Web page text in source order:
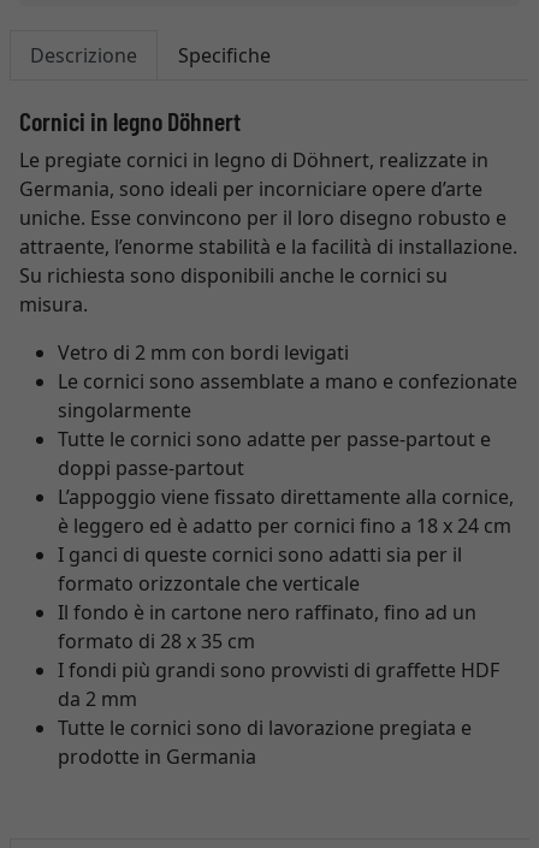
Descrizione Specifiche
Cornici in legno Döhnert
Le pregiate cornici in legno di Döhnert, realizzate in
Germania, sono ideali per incorniciare opere d’arte
uniche. Esse convincono per il loro disegno robusto e
attraente, l’enorme stabilità e la facilità di installazione.
Su richiesta sono disponibili anche le cornici su
misura.
Vetro di 2 mm con bordi levigati
Le cornici sono assemblate a mano e confezionate
singolarmente
Tutte le cornici sono adatte per passe-partout e
doppi passe-partout
L’appoggio viene fissato direttamente alla cornice,
è leggero ed è adatto per cornici fino a 18 x 24 cm
I ganci di queste cornici sono adatti sia per il
formato orizzontale che verticale
Il fondo è in cartone nero raffinato, fino ad un
formato di 28 x 35 cm
I fondi più grandi sono provvisti di graffette HDF
da 2 mm
Tutte le cornici sono di lavorazione pregiata e
prodotte in Germania